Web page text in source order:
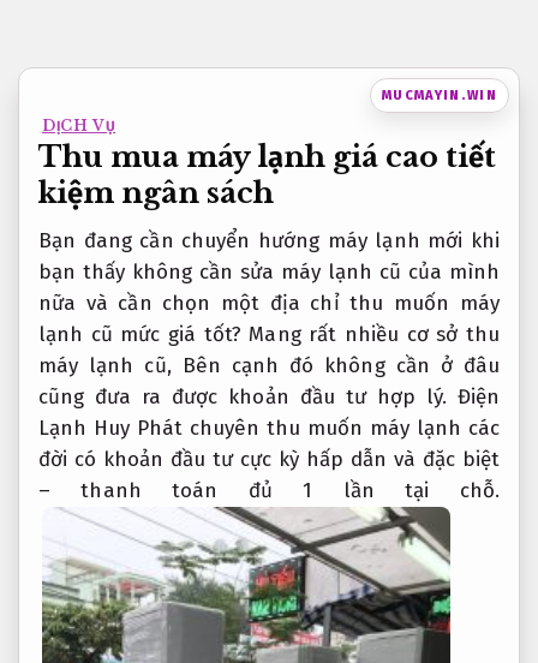
nội
MUCMAYIN.WIN
DỊCH VỤ
Thu mua máy lạnh giá cao tiết
kiệm ngân sách
Bạn đang cần chuyển hướng máy lạnh mới khi
bạn thấy không cần sửa máy lạnh cũ của mình
nữa và cần chọn một địa chỉ thu muốn máy
lạnh cũ mức giá tốt? Mang rất nhiều cơ sở thu
máy lạnh cũ, Bên cạnh đó không cần ở đâu
cũng đưa ra được khoản đầu tư hợp lý. Điện
Lạnh Huy Phát chuyên thu muốn máy lạnh các
đời có khoản đầu tư cực kỳ hấp dẫn và đặc biệt
– thanh toán đủ 1 lần tại chỗ.